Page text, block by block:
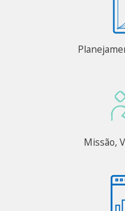
Missão,